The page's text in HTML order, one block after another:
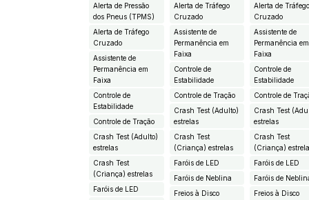
Alerta de Pressão
dos Pneus (TPMS)
Alerta de Tráfego
Cruzado
Assistente de
Permanência em
Faixa
Controle de
Estabilidade
Controle de Tração
Crash Test (Adulto)
estrelas
Crash Test
(Criança) estrelas
Faróis de LED
Alerta de Tráfego
Cruzado
Assistente de
Permanência em
Faixa
Controle de
Estabilidade
Controle de Tração
Crash Test (Adulto)
estrelas
Crash Test
(Criança) estrelas
Faróis de LED
Faróis de Neblina
Freios à Disco
Alerta de
Cruzado
Assistente de
Permanência em
Faixa
Controle de
Estabilidade
Controle de
Crash Test
estrelas
Crash Test
(Criança)
Faróis de LED
Faróis de
Freios à Disco